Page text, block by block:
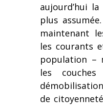
aujourd’hui
plus
maintenant
les courants
population –
les
de